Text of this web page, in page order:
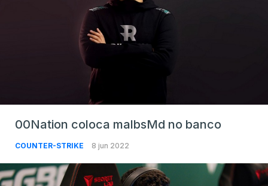
00Nation coloca malbsMd no banco
COUNTER-STRIKE 8 jun 2022